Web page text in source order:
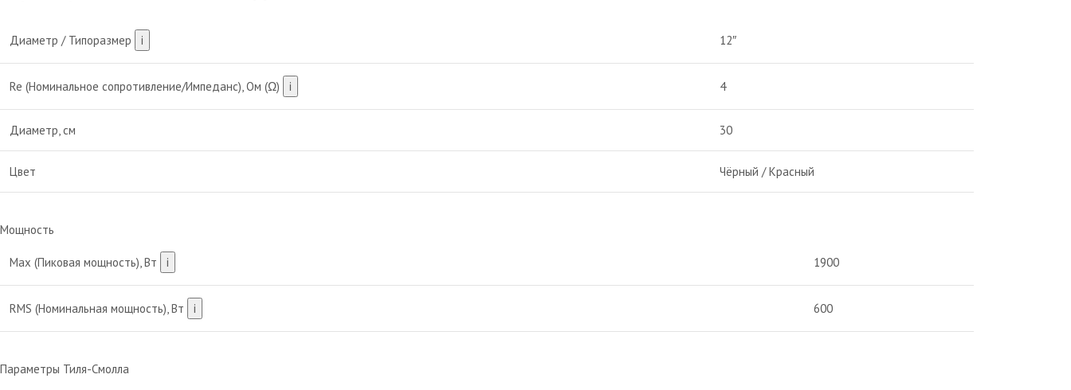
Диаметр / Типоразмер i 12″
Re (Номинальное сопротивление/Импеданс), Ом (Ω) i 4
Диаметр, см 30
Цвет Чёрный / Красный
Мощность
Max (Пиковая мощность), Вт i 1900
RMS (Номинальная мощность), Вт i 600
Параметры Тиля-Смолла